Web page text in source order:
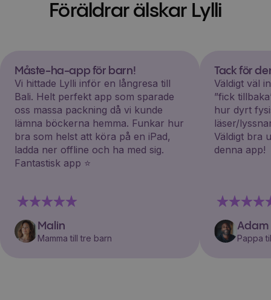
Föräldrar älskar Lylli
Måste-ha-app för barn!
Vi hittade Lylli inför en långresa till
Bali. Helt perfekt app som sparade
oss massa packning då vi kunde
lämna böckerna hemma. Funkar hur
bra som helst att köra på en iPad,
ladda ner offline och ha med sig.
Fantastisk app ⭐️
Malin
Mamma till tre barn
Tack för
Väldigt väl
”fick
hur dyrt
läser/
Väldigt bra
denna app!
Adam
Pappa